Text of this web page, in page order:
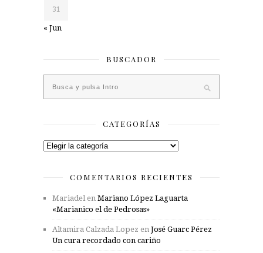
31
« Jun
BUSCADOR
CATEGORÍAS
Categorías
COMENTARIOS RECIENTES
Mariadelen Mariano López Laguarta
«Marianico el de Pedrosas»
Altamira Calzada Lopez en José Guarc Pérez
Un cura recordado con cariño